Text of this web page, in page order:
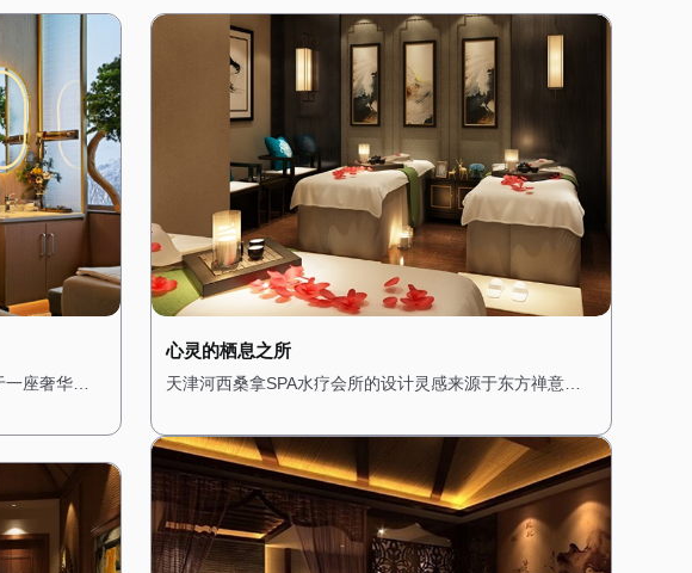
一座奢华的
而璀璨的光
的神话故
了古典与现
，展现出
备，内部装
在享受桑
心灵的栖息之所
天津河西桑拿SPA水疗会所的设计灵感来源于东方禅意，
一个小型的禅意花园，潺潺的流水声与鸟鸣交织在一起，
营造出一种宁静而祥和的氛围。 会所内部的装修以木质为
主，搭配淡雅的色调，展现出一种质朴与自然之美。墙壁
上挂着禅意的挂画，角落里摆放着精致的佛像和香炉，空
气中弥漫着淡淡的檀香，让人瞬间放松下来。 桑拿房的设
计简约而精致，采用传统的日式风格，搭配竹编的装饰和